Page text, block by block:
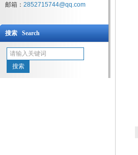
邮箱： 2852715744@qq.com
搜索 Search